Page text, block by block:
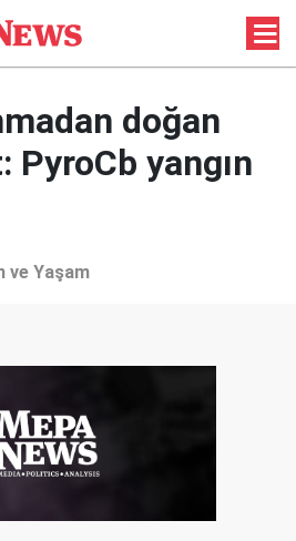
doğan
yangın
ve Yaşam